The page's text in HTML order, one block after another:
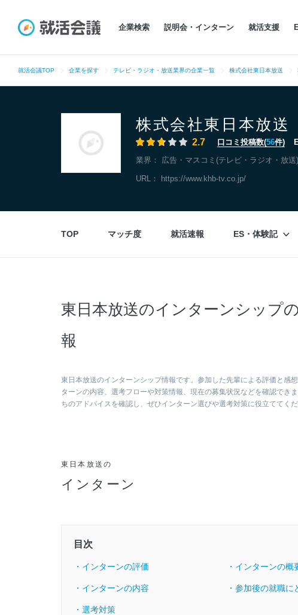
企業検索 説明会・インターン 就活支援
就活会議TOP 企業を探す テレビ・ラジオ・放送業界の企業一覧 株式会社東日本放送
株式会社東日本放送
2.7 口コミ投稿数(56件)
業界： 広告・マスコミ(テレビ・ラジオ・放送)
URL： https://www.khb-tv.co.jp/
TOP マッチ度 就活速報 ES・体験記
東日本放送のインターンシップ
報
東日本放送のインターンシップ情報です。参加した先輩による評価と感
ターンの内容、選考フローや対策情報、現在の募集状況などを確認でき
ちのアドバイスを確認し、ぜひインターン選びや選考対策に役立ててくだ
東日本放送の
インターン
目次
・インターンの評価 ・インターンの概
・インターンの内容 ・参加後の就職
・選考対策